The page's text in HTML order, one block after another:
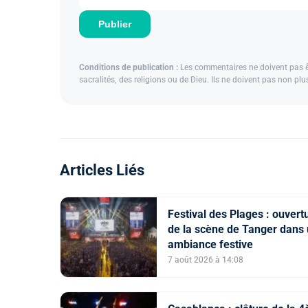
Publier
Conditions de publication : Les commentaires ne doivent
sacralités, des religions ou de Dieu. Ils ne doivent pas non
Articles Liés
Festival des Plages :
de la scène de Tanger dans
ambiance festive
7 août 2026 à 14:08